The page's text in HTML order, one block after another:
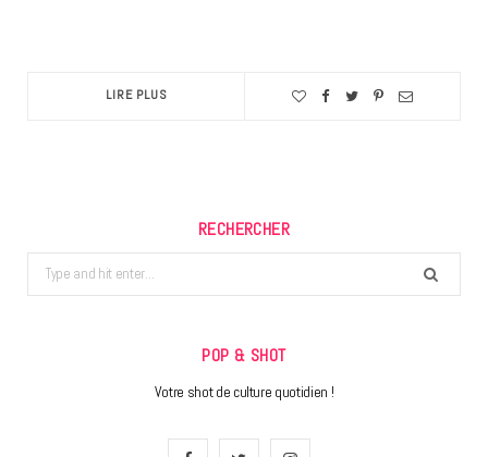
LIRE PLUS
RECHERCHER
Search
for:
POP & SHOT
Votre shot de culture quotidien !